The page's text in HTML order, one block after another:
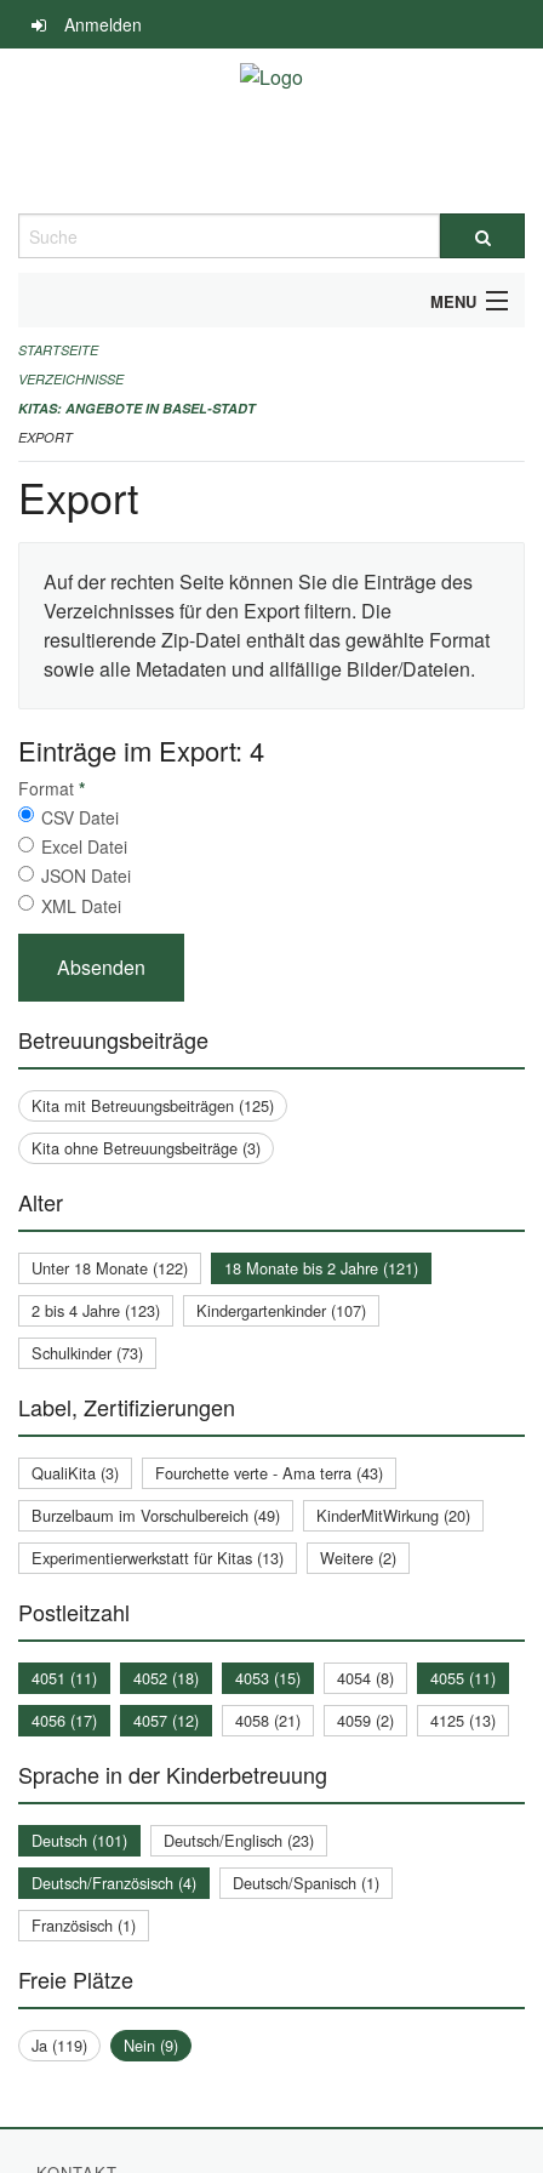
Navigation
überspringen
Anmelden
Suche
MENU
ALLGEMEINE INFORMATIONEN
IMPRESSUM
STARTSEITE
VERZEICHNISSE
KITAS: ANGEBOTE IN BASEL-STADT
EXPORT
Export
Auf der rechten Seite können Sie die Einträge des
Verzeichnisses für den Export filtern. Die
resultierende Zip-Datei enthält das gewählte Format
sowie alle Metadaten und allfällige Bilder/Dateien.
Einträge im Export: 4
Format *
CSV Datei
Excel Datei
JSON Datei
XML Datei
Betreuungsbeiträge
Kita mit Betreuungsbeiträgen (125)
Kita ohne Betreuungsbeiträge (3)
Alter
Unter 18 Monate (122)
18 Monate bis 2 Jahre (121)
2 bis 4 Jahre (123)
Kindergartenkinder (107)
Schulkinder (73)
Label, Zertifizierungen
QualiKita (3)
Fourchette verte - Ama terra (43)
Burzelbaum im Vorschulbereich (49)
KinderMitWirkung (20)
Experimentierwerkstatt für Kitas (13)
Weitere (2)
Postleitzahl
4051 (11) 4052 (18) 4053 (15) 4054 (8)
4055 (11)
4056 (17)
4057 (12) 4058 (21) 4059 (2) 4125 (13)
Sprache in der Kinderbetreuung
Deutsch (101)
Deutsch/Englisch (23)
Deutsch/Französisch (4)
Deutsch/Spanisch (1)
Französisch (1)
Freie Plätze
Ja (119) Nein (9)